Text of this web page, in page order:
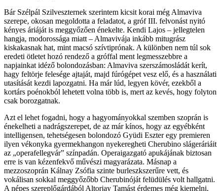
Bár Szélpál Szilveszternek szerintem kicsit korai még Almaviva
szerepe, okosan megoldotta a feladatot, a gróf III. felvonást nyitó
kényes áriáját is meggyőzően énekelte. Kendi Lajos – jellegtelen
hangja, modorossága miatt – Almavivája inkább mitugrász
kiskakasnak hat, mint macsó szívtiprónak. A különben nem túl sok
eredeti ötletet hozó rendező a gróffal ment legmesszebbre a
napjainkat idéző bolondozásban: Almaviva szerszámosládát kerít,
hagy feltörje felesége ajtaját, majd fúrógépet vesz elő, és a használati
utasítását kezdi lapozgatni. Ha már lúd, legyen kövér, ezekből a
kortárs poénokból lehetett volna több is, mert az kevés, hogy folyton
csak borozgatnak.
Azt el lehet fogadni, hogy a hagyományokkal szemben szoprán is
énekelheti a nadrágszerepet, de az már kínos, hogy az egyébként
intelligensen, tehetségesen bolondozó Gyüdi Eszter egy premieren
ilyen vékonyka gyermekhangon nyekeregheti Cherubino slágeráriáit
az „operafellegvár” színpadán. Operaigazgató apukájának biztosan
erre is van kézenfekvő művészi magyarázata. Másnap a
mezzoszoprán Kálnay Zsófia szinte burleszkszerűre vett, és
vokálisan sokkal meggyőzőbb Cherubinóját felüdülés volt hallgatni.
A népes szereplőgárdából Altorjay Tamást érdemes még kiemelni,